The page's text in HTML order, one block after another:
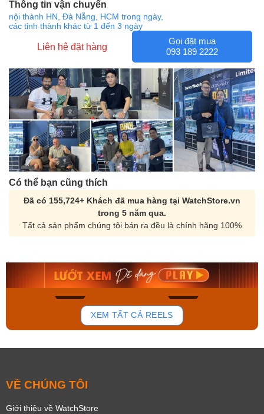
Thông tin vận chuyển
nội thành HN, Đà Nẵng, HCM trong ngày,
các tỉnh thành khác từ 1 đến 3 ngày
Liên hệ đặt hàng
Gọi đặt mua
093 189 2222
Có thể bạn cũng thích
Đã có 155,724+ Khách đã mua hàng tại WatchStore.vn
trong 5 năm qua.
Tất cả sản phẩm chúng tôi bán ra đều là chính hãng 100%
159
Orient Nam RA-
Mua ngay
Casio Nam MTS-
Mua ngay
XEM TẤT CẢ REELS
VỀ CHÚNG TÔI
Giới thiệu về WatchStore